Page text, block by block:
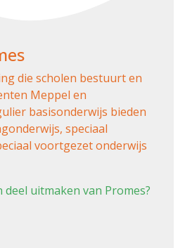
die scholen bestuurt en
Meppel en
basisonderwijs bieden
speciaal
voortgezet onderwijs
uitmaken van Promes?